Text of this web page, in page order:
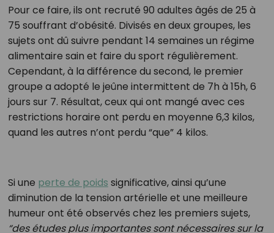
Pour ce faire, ils ont recruté 90 adultes âgés de 25 à
75 souffrant d’obésité. Divisés en deux groupes, les
sujets ont dû suivre pendant 14 semaines un régime
alimentaire sain et faire du sport régulièrement.
Cependant, à la différence du second, le premier
groupe a adopté le jeûne intermittent de 7h à 15h, 6
jours sur 7. Résultat, ceux qui ont mangé avec ces
restrictions horaire ont perdu en moyenne 6,3 kilos,
quand les autres n’ont perdu “que” 4 kilos.
Si une perte de poids significative, ainsi qu’une
diminution de la tension artérielle et une meilleure
humeur ont été observés chez les premiers sujets,
“des études plus importantes sont nécessaires sur la